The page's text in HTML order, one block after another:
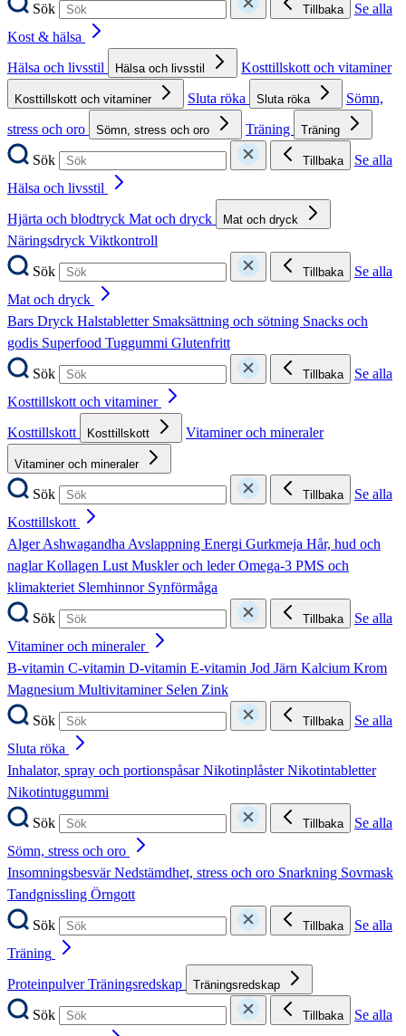
Sök
Tillbaka
Se alla
Kost & hälsa
Hälsa och livsstil
Hälsa och livsstil Kosttillskott och vitaminer
Kosttillskott och vitaminer Sluta röka Sluta röka
Sömn,
stress och oro
Sömn, stress och oro Träning Träning
Sök Tillbaka
Se alla
Hälsa och livsstil
Hjärta och blodtryck Mat och dryck Mat och dryck
Näringsdryck Viktkontroll
Sök
Tillbaka
Se alla
Mat och dryck
Bars Dryck Halstabletter Smaksättning och sötning Snacks och
godis Superfood Tuggummi Glutenfritt
Sök
Tillbaka
Se alla
Kosttillskott och vitaminer
Kosttillskott
Kosttillskott Vitaminer och mineraler
Vitaminer och mineraler
Sök Tillbaka
Se alla
Kosttillskott
AlgerAshwagandhaAvslappning Energi Gurkmeja Hår, hud och
naglarKollagen LustMuskler och lederOmega-3 PMS och
klimakteriet Slemhinnor Synförmåga
Sök
Tillbaka
Se alla
Vitaminer och mineraler
B-vitamin C-vitamin D-vitamin E-vitamin Jod Järn Kalcium Krom
Magnesium Multivitaminer Selen Zink
Sök
Tillbaka
Se alla
Sluta röka
Inhalator, spray och portionspåsarNikotinplåsterNikotintabletter
Nikotintuggummi
Sök
Tillbaka
Se alla
Sömn, stress och oro
InsomningsbesvärNedstämdhet, stress och oro Snarkning Sovmask
Tandgnissling Örngott
Sök
Tillbaka
Se alla
Träning
ProteinpulverTräningsredskap Träningsredskap
Sök Tillbaka
Se alla